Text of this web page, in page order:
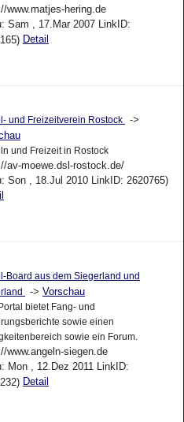
www.matjes-hering.de
Sam , 17.Mar 2007 LinkID:
Detail
und Freizeitverein Rostock
->
und Freizeit in Rostock
av-moewe.dsl-rostock.de/
Son , 18.Jul 2010 LinkID: 2620765)
Board aus dem Siegerland und
-> Vorschau
bietet Fang- und
sowie einen
sowie ein Forum.
www.angeln-siegen.de
Mon , 12.Dez 2011 LinkID:
Detail